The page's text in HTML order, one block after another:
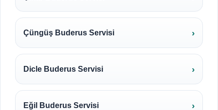
Çüngüş Buderus Servisi
Dicle Buderus Servisi
Eğil Buderus Servisi